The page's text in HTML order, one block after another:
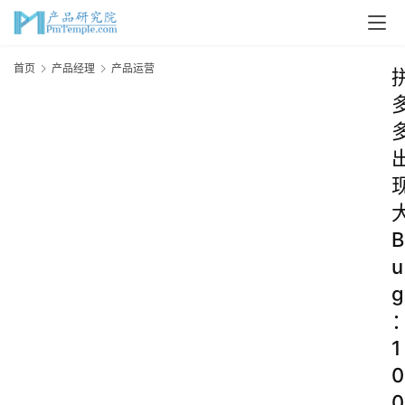
首页 产品经理 产品运营
B
u
g
1
0